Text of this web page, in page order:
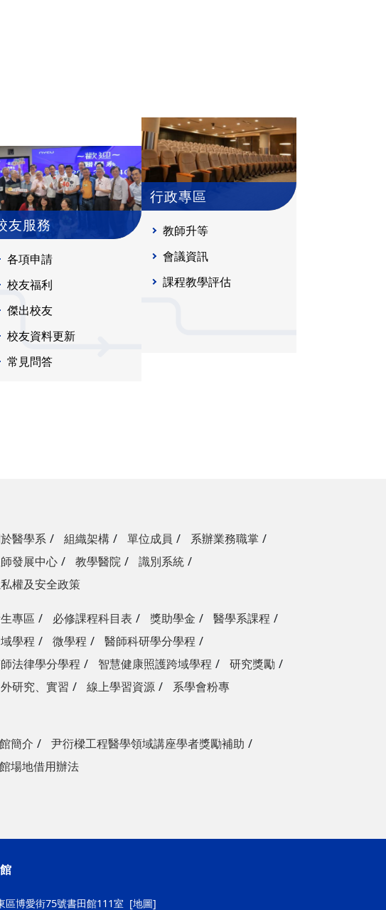
友服務
各項申請
校友福利
傑出校友
校友資料更新
常見問答
行政專區
教師升等
會議資訊
課程教學評估
醫學系 組織架構 單位成員
系辦業務職掌
發展中心
教學醫院
識別系統
權及安全政策
專區 必修課程科目表 獎助學金
醫學系課程
學程
微學程
醫師科研學分學程
法律學分學程
智慧健康照護跨域學程
研究獎勵
研究、實習
線上學習資源 系學會粉專
簡介
尹衍樑工程醫學領域講座學者獎勵補助
場地借用辦法
區博愛街75號書田館111室 [地圖]